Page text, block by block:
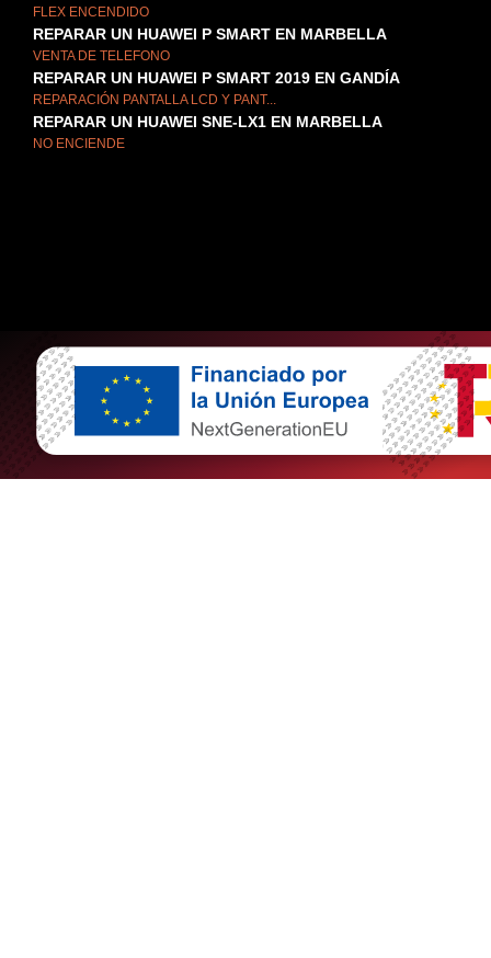
FLEX ENCENDIDO
REPARAR UN HUAWEI P SMART EN MARBELLA
VENTA DE TELEFONO
REPARAR UN HUAWEI P SMART 2019 EN GANDÍA
REPARACIÓN PANTALLA LCD Y PANT...
REPARAR UN HUAWEI SNE-LX1 EN MARBELLA
NO ENCIENDE